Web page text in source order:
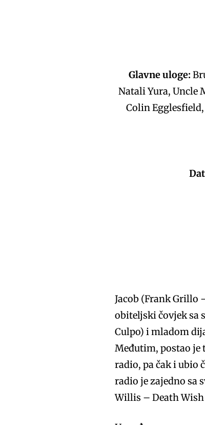
Glavne uloge:
Natali Yura, Uncle
Colin Egglesfield,
Jacob (Frank Grillo
obiteljski čovjek sa
Culpo) i mladom
Međutim, postao je
radio, pa čak i ubio
radio je zajedno sa
Willis – Death